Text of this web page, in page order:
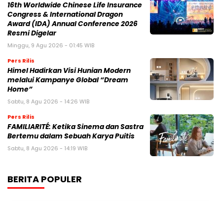
16th Worldwide Chinese Life Insurance
Congress & International Dragon
Award (IDA) Annual Conference 2026
Resmi Digelar
Minggu, 9 Agu 2026 - 01:45 WIB
Pers Rilis
Himel Hadirkan Visi Hunian Modern
melalui Kampanye Global “Dream
Home”
Sabtu, 8 Agu 2026 - 14:26 WIB
Pers Rilis
FAMILIARITÉ: Ketika Sinema dan Sastra
Bertemu dalam Sebuah Karya Puitis
Sabtu, 8 Agu 2026 - 14:19 WIB
BERITA POPULER